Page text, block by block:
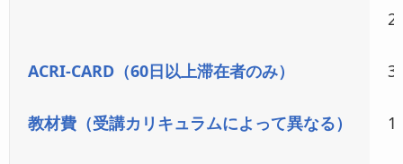
ACRI-CARD（60日以上滞在者のみ）
教材費（受講カリキュラムによって異なる）